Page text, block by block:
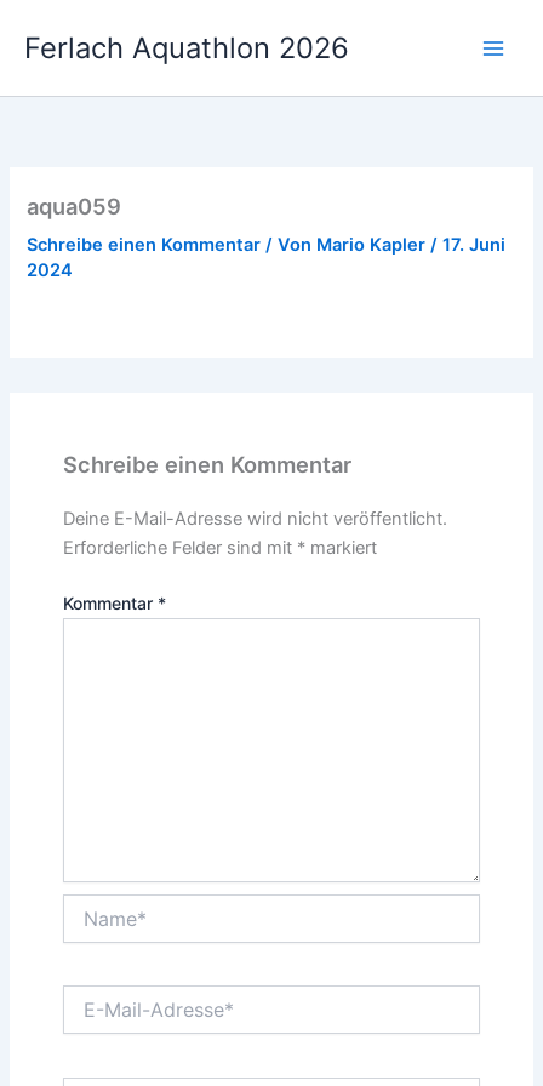
InhaltFerlach Aquathlon 2026
aqua059
Schreibe einen Kommentar / Von Mario Kapler/17. Juni
2024
Schreibe einen Kommentar
Deine E-Mail-Adresse wird nicht veröffentlicht.
Erforderliche Felder sind mit *markiert
Kommentar *
Mail-